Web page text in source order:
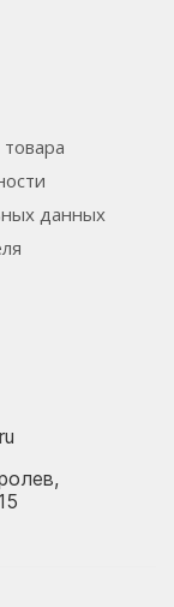
данных